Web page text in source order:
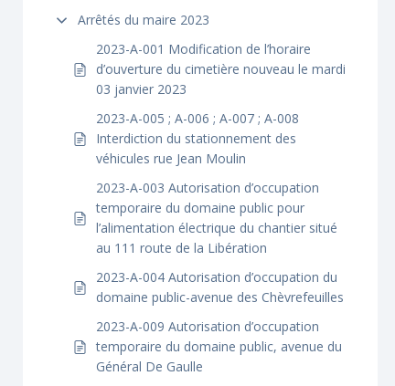
Arrêtés du maire 2023
2023-A-001 Modification de l’horaire
d’ouverture du cimetière nouveau le mardi
03 janvier 2023
2023-A-005 ; A-006 ; A-007 ; A-008
Interdiction du stationnement des
véhicules rue Jean Moulin
2023-A-003 Autorisation d’occupation
temporaire du domaine public pour
l’alimentation électrique du chantier situé
au 111 route de la Libération
2023-A-004 Autorisation d’occupation du
domaine public-avenue des Chèvrefeuilles
2023-A-009 Autorisation d’occupation
temporaire du domaine public, avenue du
Général De Gaulle